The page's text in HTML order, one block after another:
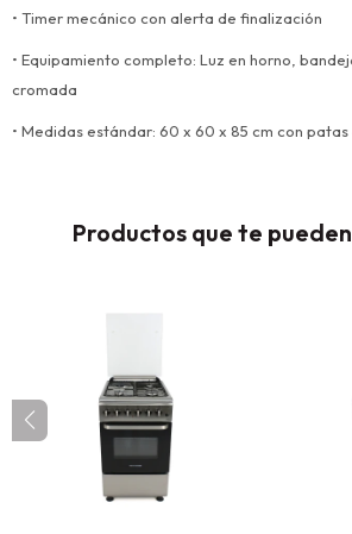
• Timer mecánico con alerta de finalización
• Equipamiento completo: Luz en horno,
cromada
• Medidas estándar: 60 x 60 x 85 cm con
Productos que te